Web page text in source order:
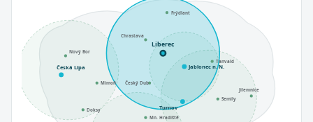
Liberec
Jablonec n. N.
Turnov
Česká Lípa
Chrastava
Frýdlant
Tanvald
Semily
Jilemnice
Nový Bor
Mimoň
Doksy
Mn. Hradiště
Český Dub